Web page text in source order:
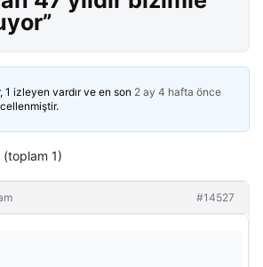
1 izleyen vardır ve en son 2 ay 4 hafta önce
(toplam 1)
#14527